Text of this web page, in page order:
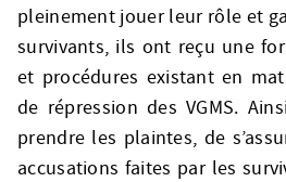
pleinement jouer leur rôle et
survivants, ils ont reçu une
et procédures existant en
de répression des VGMS.
prendre les plaintes, de
accusations faites par les